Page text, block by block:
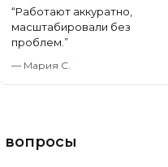
“Работают аккуратно,
масштабировали без
проблем. ”
— Мария С.